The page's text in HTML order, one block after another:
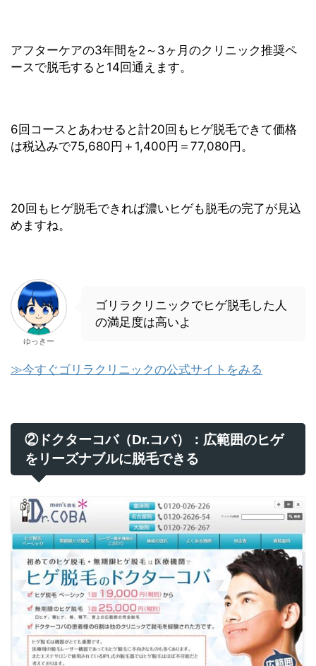
アフターケアの3年間を2～3ヶ月のクリニック推奨ペ
ースで脱毛すると14回通えます。
6回コースとあわせると計20回もヒゲ脱毛できて価格
は税込みで75,680円＋1,400円＝77,080円。
20回もヒゲ脱毛できれば濃いヒゲも脱毛の完了が見込
めますね。
ゆっきー
ゴリラクリニックでヒゲ脱毛した人
の満足度は高いよ
≫今すぐゴリラクリニックの公式サイトをみる
②ドクターコバ（Dr.コバ）：広範囲のヒゲ
をリーズナブルに脱毛できる